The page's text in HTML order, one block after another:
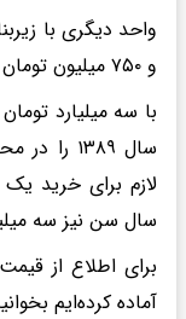
و ۷۵۰ میلیون تومان قیمت‌گذاری شده است.
سال
سال سن نیز سه
برای اطلاع از
آماده کرده‌ایم